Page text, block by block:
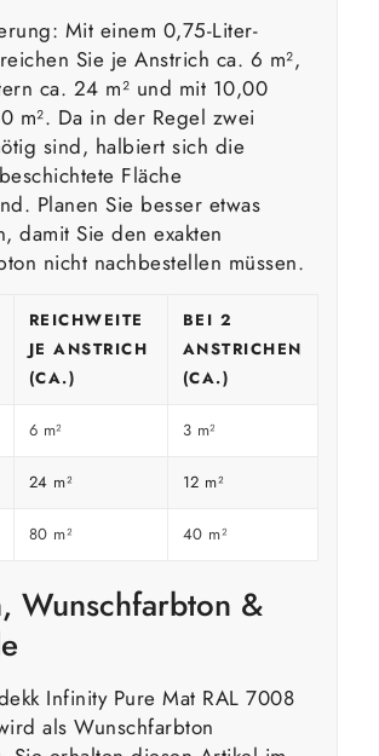
Mit einem 0,75-Liter-
Sie je Anstrich ca. 6 m²,
ca. 24 m² und mit 10,00
m². Da in der Regel zwei
sind, halbiert sich die
Fläche
Planen Sie besser etwas
damit Sie den exakten
nicht nachbestellen müssen.
REICHWEITE
JE ANSTRICH
(CA.)
BEI 2
ANSTRICHEN
(CA.)
6 m² 3 m²
24 m² 12 m²
80 m² 40 m²
Wunschfarbton &
Infinity Pure Mat RAL 7008
als Wunschfarbton